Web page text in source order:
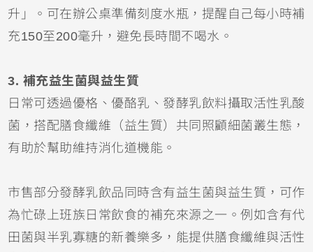
升」。可在辦公桌準備刻度水瓶，提醒自己每小時補
充150至200毫升，避免長時間不喝水。
3. 補充益生菌與益生質
日常可透過優格、優酪乳、發酵乳飲料攝取活性乳酸
菌，搭配膳食纖維（益生質）共同照顧細菌叢生態，
有助於幫助維持消化道機能。
市售部分發酵乳飲品同時含有益生菌與益生質，可作
為忙碌上班族日常飲食的補充來源之一。例如含有代
田菌與半乳寡糖的新養樂多，能提供膳食纖維與活性